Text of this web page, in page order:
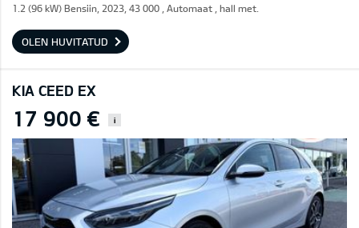
1.2 (96 kW) Bensiin, 2023, 43 000 , Automaat , hall met.
OLEN HUVITATUD
KIA CEED EX
17 900 € i